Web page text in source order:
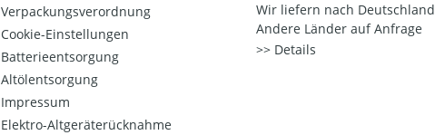
Verpackungsverordnung
Cookie-Einstellungen
Batterieentsorgung
Altölentsorgung
Impressum
Elektro-Altgeräterücknahme
Wir liefern nach Deutschland
Andere Länder auf Anfrage
Details